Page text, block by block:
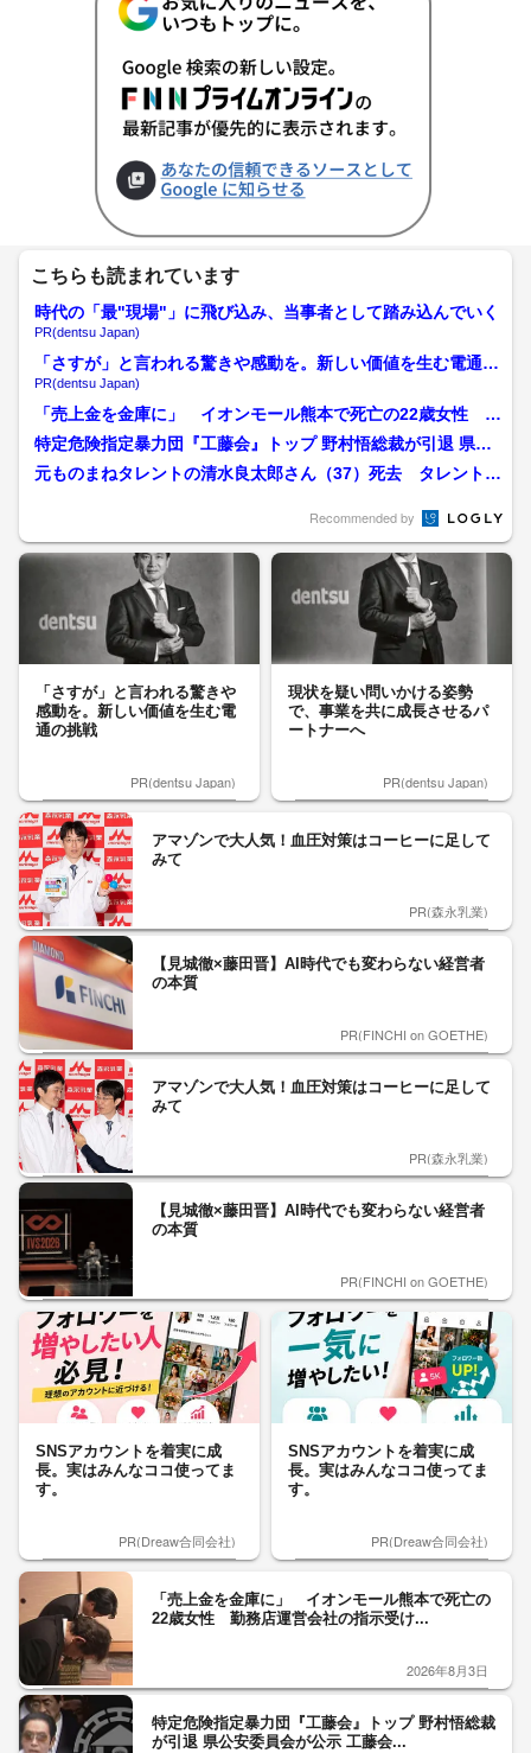
こちらも読まれています
時代の「最"現場"」に飛び込み、当事者として踏み込んでいく
PR(dentsu Japan)
「さすが」と言われる驚きや感動を。新しい価値を生む電通の
挑戦
PR(dentsu Japan)
「売上金を金庫に」 イオンモール熊本で死亡の22歳女性 勤
務店運営会社の指示受け...
特定危険指定暴力団『工藤会』トップ 野村悟総裁が引退 県公
安委員会が公示 工藤会...
元ものまねタレントの清水良太郎さん（37）死去 タレント・
Recommended by
「さすが」と言われる驚きや
感動を。新しい価値を生む電
通の挑戦
PR(dentsu Japan)
現状を疑い問いかける姿勢
で、事業を共に成長させるパ
ートナーへ
PR(dentsu Japan)
アマゾンで大人気！血圧対策はコーヒーに足して
みて
PR(森永乳業)
【見城徹×藤田晋】AI時代でも変わらない経営者
の本質
PR(FINCHI on GOETHE)
アマゾンで大人気！血圧対策はコーヒーに足して
みて
PR(森永乳業)
【見城徹×藤田晋】AI時代でも変わらない経営者
の本質
PR(FINCHI on GOETHE)
SNSアカウントを着実に成
長。実はみんなココ使ってま
す。
PR(Dreaw合同会社)
SNSアカウントを着実に成
長。実はみんなココ使ってま
す。
PR(Dreaw合同会社)
「売上金を金庫に」 イオンモール熊本で死亡の
22歳女性 勤務店運営会社の指示受け...
2026年8月3日
特定危険指定暴力団『工藤会』トップ 野村悟総裁
が引退 県公安委員会が公示 工藤会...